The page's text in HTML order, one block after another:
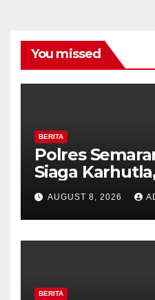
You missed
BERITA
Polres
Siaga
Tekankan
Kesiapsiagaan
Kemarau.
AUGUST 8, 2026
BERITA